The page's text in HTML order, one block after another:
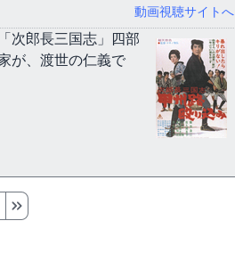
動画視聴サイトへ
次郎長三国志」四部
が、渡世の仁義で